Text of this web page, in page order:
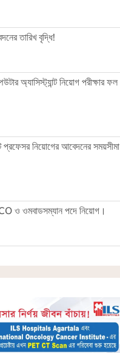
তারিখ বৃদ্ধি!
অ্যাসিস্ট্যান্ট নিয়োগ পরীক্ষার ফল
প্রফেসর নিয়োগের আবেদনের সময়সীমা
ও ওমবাডসম্যান পদে নিয়োগ।